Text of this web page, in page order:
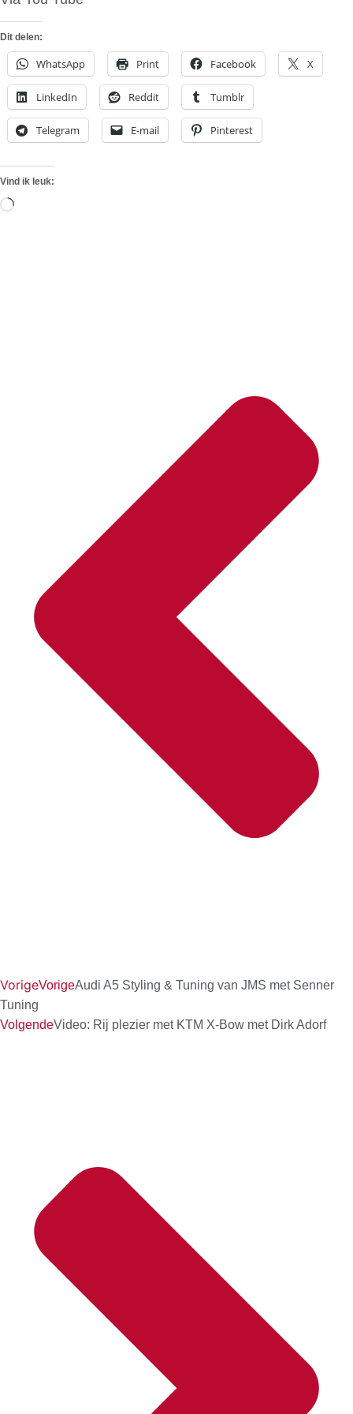
Dit delen:
WhatsApp Print Facebook X
LinkedIn Reddit Tumblr
Telegram E-mail Pinterest
Vind ik leuk:
Aan
VorigeVorigeAudi A5 Styling & Tuning van JMS met Senner
Tuning
VolgendeVideo: Rij plezier met KTM X-Bow met Dirk Adorf